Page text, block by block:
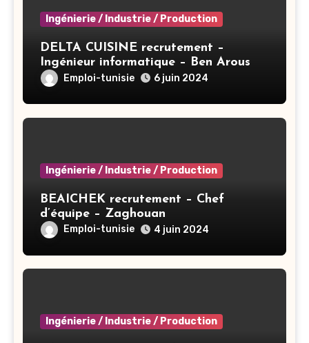
Ingénierie / Industrie / Production
DELTA CUISINE recrutement –
Ingénieur informatique – Ben Arous
Emploi-tunisie 6 juin 2024
Ingénierie / Industrie / Production
BEAICHEK recrutement – Chef
d’équipe – Zaghouan
Emploi-tunisie 4 juin 2024
Ingénierie / Industrie / Production